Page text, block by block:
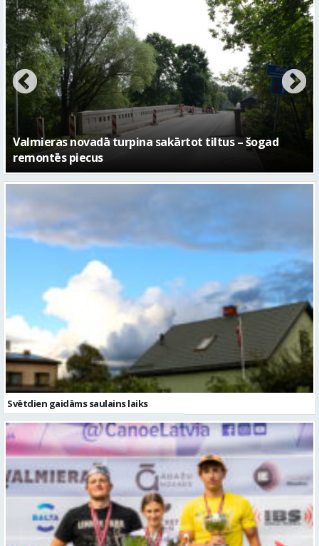
No pagaidu teātra līdz laikmetīgās kultūras centram
– kā attīstīsies “Kurtuve”
Svētdien gaidāms saulains laiks